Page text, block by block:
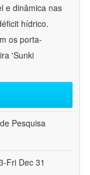
e dinâmica nas
hídrico.
os porta-
'Sunki
Pesquisa
Fri Dec 31